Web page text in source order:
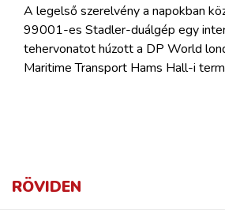
A legelső szerelvény a napokban
99001-es Stadler-duálgép egy
tehervonatot húzott a DP World
Maritime Transport Hams Hall-i
RÖVIDEN